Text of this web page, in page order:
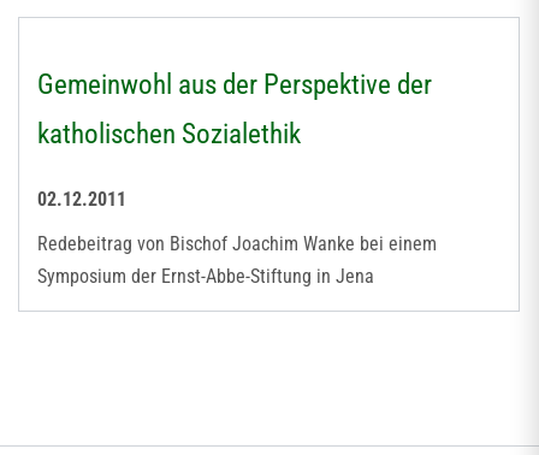
Gemeinwohl aus der Perspektive der
katholischen Sozialethik
02.12.2011
Redebeitrag von Bischof Joachim Wanke bei einem
Symposium der Ernst-Abbe-Stiftung in Jena